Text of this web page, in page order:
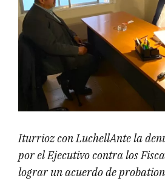
Iturrioz con LuchellAnte la
por el Ejecutivo contra los
lograr un acuerdo de